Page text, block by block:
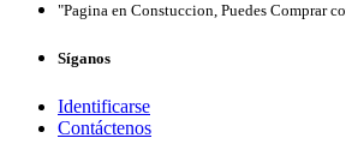
"Pagina en Constuccion, Puedes Comprar
Síganos
Identificarse
Contáctenos